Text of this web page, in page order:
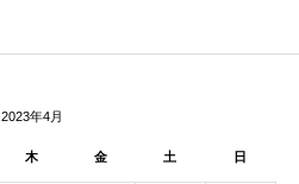
2023年4月
木 金 土 日